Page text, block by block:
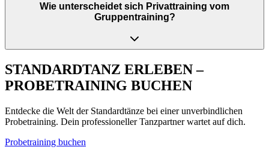
Wie unterscheidet sich Privattraining vom
Gruppentraining?
STANDARDTANZ ERLEBEN –
PROBETRAINING BUCHEN
Entdecke die Welt der Standardtänze bei einer unverbindlichen
Probetraining. Dein professioneller Tanzpartner wartet auf dich.
Probetraining buchen